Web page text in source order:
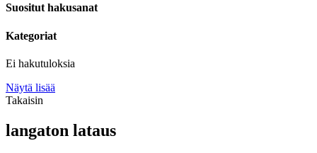
Suositut hakusanat
Kategoriat
Ei hakutuloksia
Näytä lisää
Takaisin
langaton lataus